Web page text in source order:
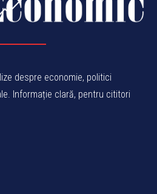
despre economie, politici
Informație clară, pentru cititori